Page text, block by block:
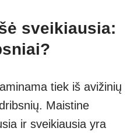
sveikiausia:
tiek iš avižinių
Maistine
ir sveikiausia yra